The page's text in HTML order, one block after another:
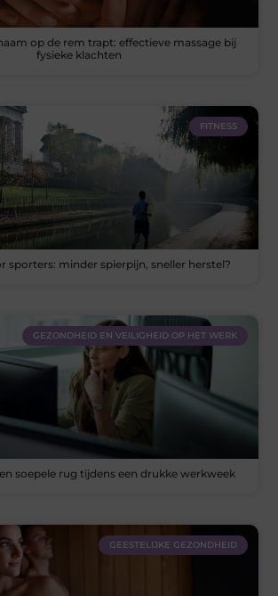
op de rem trapt: effectieve massage bij
fysieke klachten
FITNESS
sporters: minder spierpijn, sneller herstel?
GEZONDHEID EN VEILIGHEID OP HET WERK
soepele rug tijdens een drukke werkweek
GEESTELIJKE GEZONDHEID